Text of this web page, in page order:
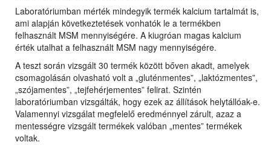
Laboratóriumban mérték mindegyik termék kalcium tartalmát is,
ami alapján következtetések vonhatók le a termékben
felhasznált MSM mennyiségére. A kiugróan magas kalcium
érték utalhat a felhasznált MSM nagy mennyiségére.
A teszt során vizsgált 30 termék között bőven akadt, amelyek
csomagolásán olvasható volt a „gluténmentes”, „laktózmentes”,
„szójamentes”, „tejfehérjementes” felirat. Szintén
laboratóriumban vizsgálták, hogy ezek az állítások helytállóak-e.
Valamennyi vizsgálat megfelelő eredménnyel zárult, azaz a
mentességre vizsgált termékek valóban „mentes” termékek
voltak.